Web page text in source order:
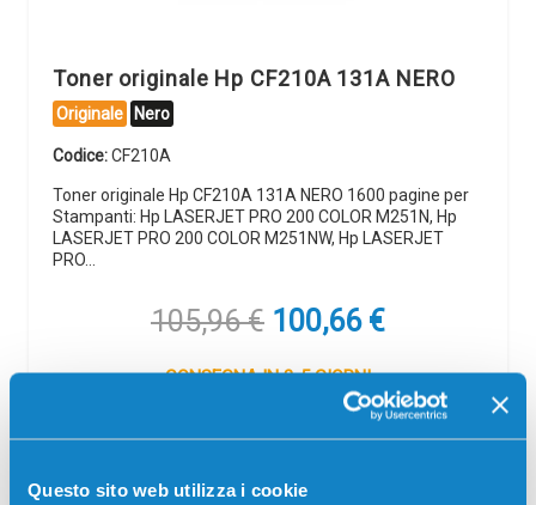
Questo sito web utilizza i cookie
Toner originale Hp CF210A 131A NERO
Originale Nero
Codice:CF210A
Toner originale Hp CF210A 131A NERO 1600 pagine per
Stampanti: Hp LASERJET PRO 200 COLOR M251N, Hp
LASERJET PRO 200 COLOR M251NW, Hp LASERJET
PRO…
105,96€ Il
originale
105,96 €.
100,66 €Il
attuale
è:
100,66 €.
CONSEGNA IN 3-5 GIORNI
Spedizione gratuita